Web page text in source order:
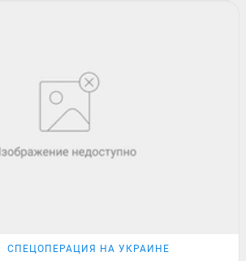
СПЕЦОПЕРАЦИЯ НА УКРАИНЕ